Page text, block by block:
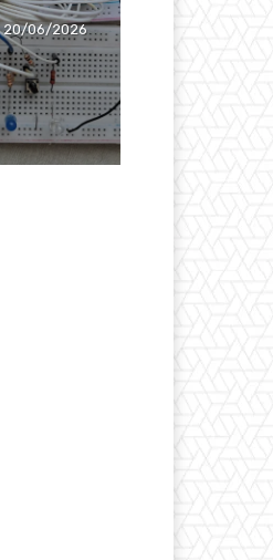
20/06/2026